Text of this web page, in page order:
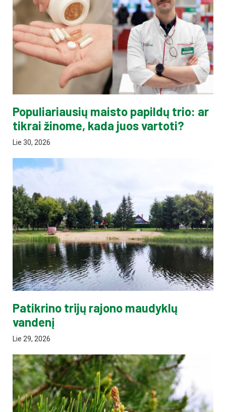
Populiariausių maisto papildų trio: ar
tikrai žinome, kada juos vartoti?
Lie 30, 2026
Patikrino trijų rajono maudyklų
vandenį
Lie 29, 2026